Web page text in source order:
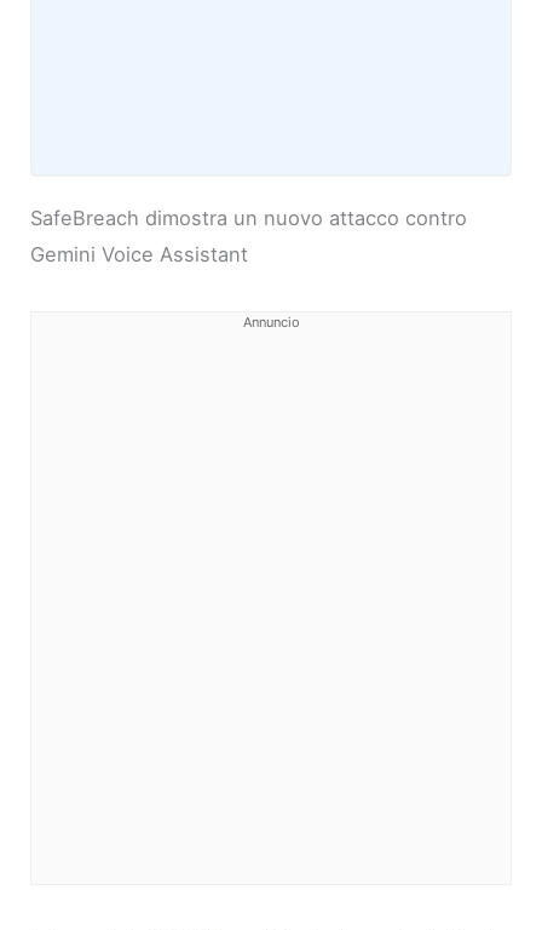
SafeBreach dimostra un nuovo attacco contro
Gemini Voice Assistant
Annuncio